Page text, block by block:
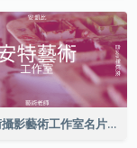
粉紅藝術攝影藝術工作室名片